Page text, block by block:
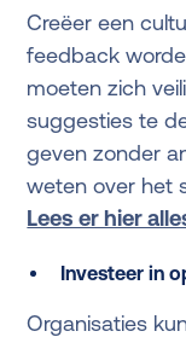
Creëer een
feedback
moeten zich
suggesties te
geven zonder
weten over het
Lees er hier
Investeer in
Organisaties